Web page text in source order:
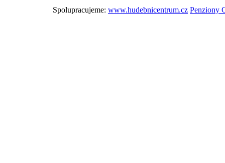
Spolupracujeme: www.hudebnicentrum.cz Penziony